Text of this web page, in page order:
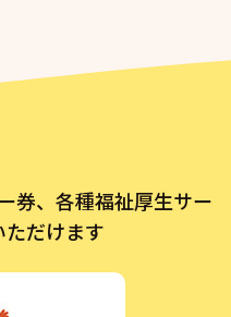
券、各種福祉厚生サー
ただけます